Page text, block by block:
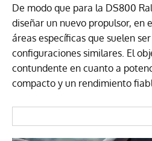
De modo que para la DS800
diseñar un nuevo propulsor, en
áreas específicas que suelen
configuraciones similares. El
contundente en cuanto a
compacto y un rendimiento